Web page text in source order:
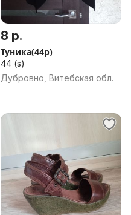
8 р.
Туника(44р)
44 (s)
Дубровно, Витебская обл.